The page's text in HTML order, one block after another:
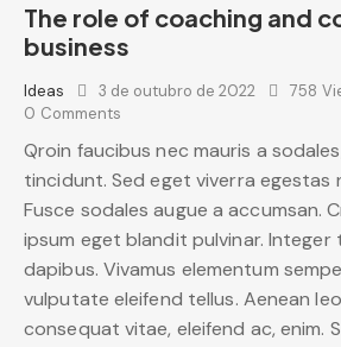
The role of coaching and
business
Ideas 3 de outubro de 2022 758
0 Comments
Qroin faucibus nec mauris a
tincidunt. Sed eget viverra egestas
Fusce sodales augue a accumsan.
ipsum eget blandit pulvinar. Integer
dapibus. Vivamus elementum
vulputate eleifend tellus. Aenean
consequat vitae, eleifend ac, enim.